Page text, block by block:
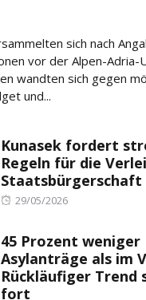
sich nach
vor der Alpen-Adria-
wandten sich gegen
und...
Kunasek fordert
Regeln für die
Staatsbürgerschaft
Posted
29/05/2026
45 Prozent weniger
Asylanträge als im
Rückläufiger Trend
fort